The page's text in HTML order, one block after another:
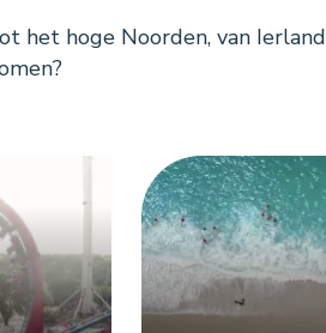
het hoge Noorden, van Ierland